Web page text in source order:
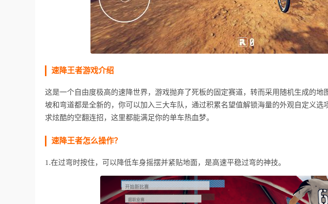
速降王者游戏介绍
这是一个自由度极高的速降世界，游戏抛弃了死板的固定赛道，转而采用随机生成的地
坡和弯道都是全新的，你可以加入三大车队，通过积累名望值解锁海量的外观自定义选
求炫酷的空翻连招，这里都能满足你的单车热血梦。
速降王者怎么操作？
1.在过弯时按住，可以降低车身摇摆并紧贴地面，是高速平稳过弯的神技。